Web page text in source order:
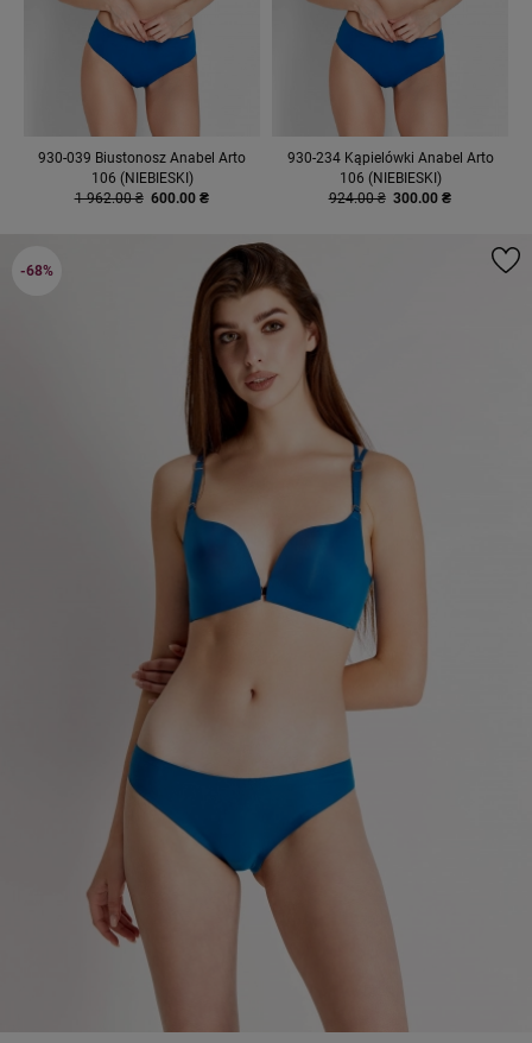
930-039 Biustonosz Anabel Arto
106 (NIEBIESKI)
1 962.00 ₴ 600.00 ₴
930-234 Kąpielówki Anabel Arto
106 (NIEBIESKI)
924.00 ₴ 300.00 ₴
-68%